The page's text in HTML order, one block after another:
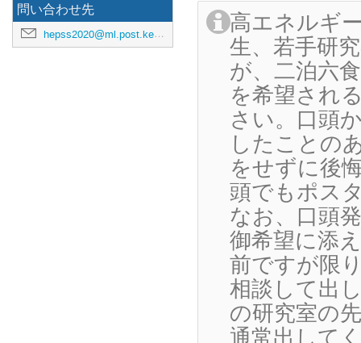
問い合わせ先
hepss2020@ml.post.kek.jp
高エネルギ
生、若手研
が、二泊六
を希望され
さい。口頭
したことの
をせずに後
頭でもポス
なお、口頭
御希望に添
前ですが限
相談して出
の研究室の
通常出して